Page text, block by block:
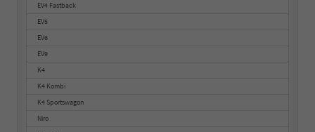
EV4 Fastback
EV5
EV6
EV9
K4
K4 Kombi
K4 Sportswagon
Niro